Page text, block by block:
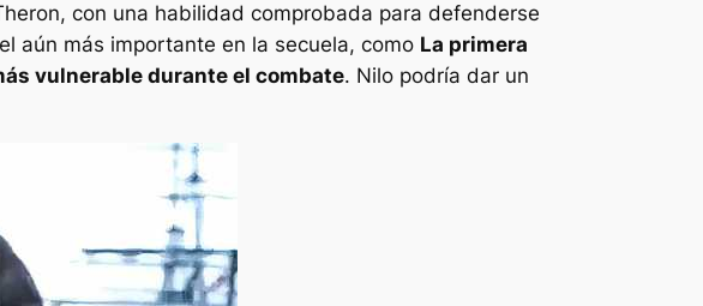
con una habilidad comprobada para defenderse
aún más importante en la secuela, como La primera
vulnerable durante el combate. Nilo podría dar un